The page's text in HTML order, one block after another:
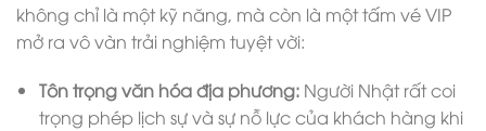
không chỉ là một kỹ năng, mà còn là một tấm vé VIP
mở ra vô vàn trải nghiệm tuyệt vời:
Tôn trọng văn hóa địa phương:Người Nhật rất coi
trọng phép lịch sự và sự nỗ lực của khách hàng khi